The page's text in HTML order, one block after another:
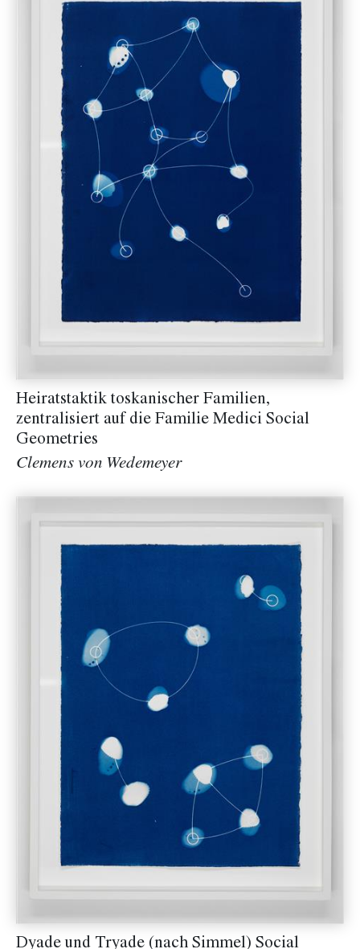
Heiratstaktik toskanischer Familien,
zentralisiert auf die Familie Medici Social
Geometries
Clemens von Wedemeyer
Dyade und Tryade (nach Simmel) Social